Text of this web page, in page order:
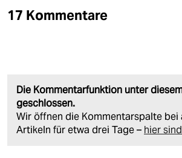
17 Kommentare
Die Kommentarfunktion unter
geschlossen.
Wir öffnen die Kommentarspalte bei
Artikeln für etwa drei Tage – hier